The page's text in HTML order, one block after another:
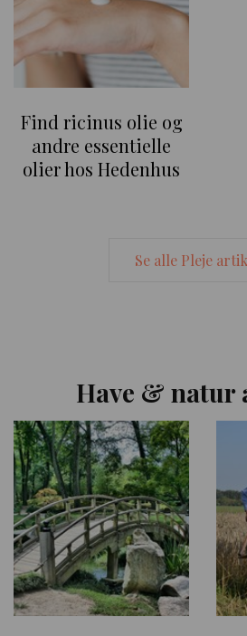
Find ricinus olie og
andre essentielle
olier hos Hedenhus
Se alle Pleje
Have & natur